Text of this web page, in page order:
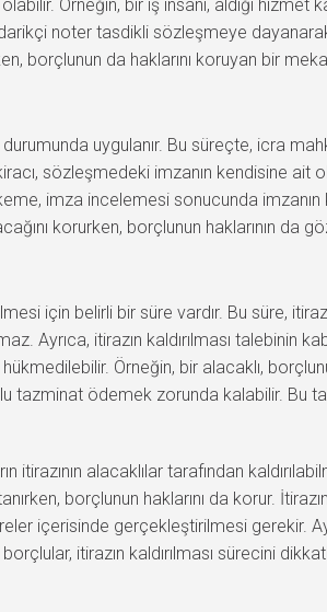
Örneğin, bir iş insanı, aldığı hizmet
noter tasdikli sözleşmeye dayanarak
borçlunun da haklarını koruyan bir
uygulanır. Bu süreçte, icra
sözleşmedeki imzanın kendisine ait
imza incelemesi sonucunda
korurken, borçlunun haklarının da
için belirli bir süre vardır. Bu süre,
Ayrıca, itirazın kaldırılması talebinin
Örneğin, bir alacaklı,
tazminat ödemek zorunda kalabilir. Bu
itirazının alacaklılar tarafından
borçlunun haklarını da korur.
içerisinde gerçekleştirilmesi gerekir.
itirazın kaldırılması sürecini